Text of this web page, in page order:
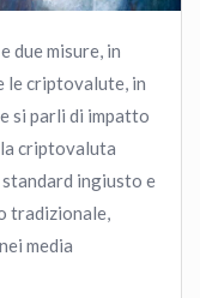
due misure, in
le criptovalute, in
si parli di impatto
criptovaluta
standard ingiusto e
tradizionale,
media